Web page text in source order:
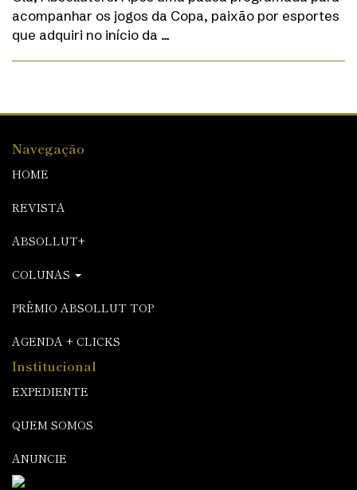
acompanhar os jogos da Copa, paixão por esportes
que adquiri no início da …
Navegação
HOME
REVISTA
ABSOLLUT+
COLUNAS
PRÊMIO ABSOLLUT TOP
AGENDA + CLICKS
Institucional
EXPEDIENTE
QUEM SOMOS
ANUNCIE